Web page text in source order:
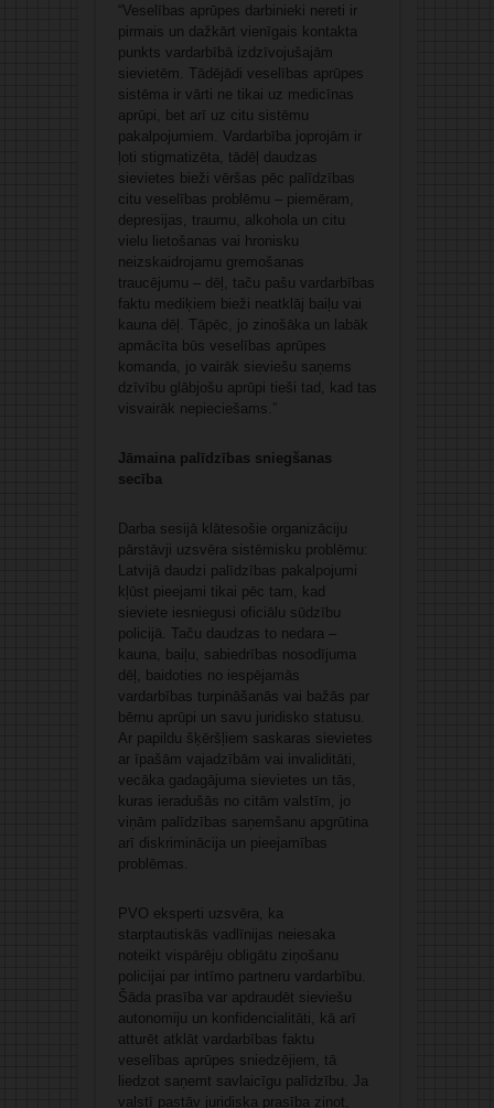
“Veselības aprūpes darbinieki nereti ir
pirmais un dažkārt vienīgais kontakta
punkts vardarbībā izdzīvojušajām
sievietēm. Tādējādi veselības aprūpes
sistēma ir vārti ne tikai uz medicīnas
aprūpi, bet arī uz citu sistēmu
pakalpojumiem. Vardarbība joprojām ir
ļoti stigmatizēta, tādēļ daudzas
sievietes bieži vēršas pēc palīdzības
citu veselības problēmu – piemēram,
depresijas, traumu, alkohola un citu
vielu lietošanas vai hronisku
neizskaidrojamu gremošanas
traucējumu – dēļ, taču pašu vardarbības
faktu mediķiem bieži neatklāj baiļu vai
kauna dēļ. Tāpēc, jo zinošāka un labāk
apmācīta būs veselības aprūpes
komanda, jo vairāk sieviešu saņems
dzīvību glābjošu aprūpi tieši tad, kad tas
visvairāk nepieciešams.”
Jāmaina palīdzības sniegšanas
secība
Darba sesijā klātesošie organizāciju
pārstāvji uzsvēra sistēmisku problēmu:
Latvijā daudzi palīdzības pakalpojumi
kļūst pieejami tikai pēc tam, kad
sieviete iesniegusi oficiālu sūdzību
policijā. Taču daudzas to nedara –
kauna, baiļu, sabiedrības nosodījuma
dēļ, baidoties no iespējamās
vardarbības turpināšanās vai bažās par
bērnu aprūpi un savu juridisko statusu.
Ar papildu šķēršļiem saskaras sievietes
ar īpašām vajadzībām vai invaliditāti,
vecāka gadagājuma sievietes un tās,
kuras ieradušās no citām valstīm, jo
viņām palīdzības saņemšanu apgrūtina
arī diskriminācija un pieejamības
problēmas.
PVO eksperti uzsvēra, ka
starptautiskās vadlīnijas neiesaka
noteikt vispārēju obligātu ziņošanu
policijai par intīmo partneru vardarbību.
Šāda prasība var apdraudēt sieviešu
autonomiju un konfidencialitāti, kā arī
atturēt atklāt vardarbības faktu
veselības aprūpes sniedzējiem, tā
liedzot saņemt savlaicīgu palīdzību. Ja
valstī pastāv juridiska prasība ziņot,